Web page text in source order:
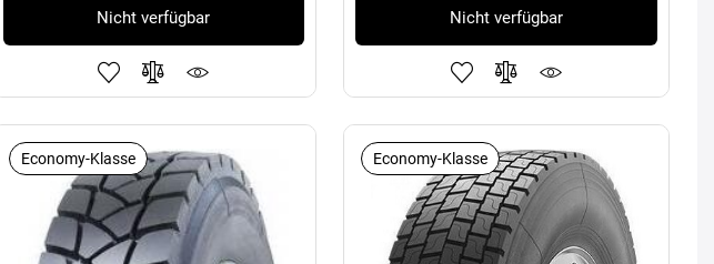
Nicht verfügbar Nicht verfügbar
Economy-Klasse Economy-Klasse